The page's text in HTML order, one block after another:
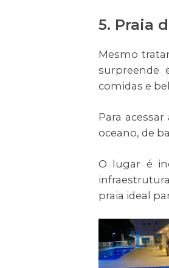
5. Praia
Mesmo
surpreende
comidas e
Para
oceano, de
O lugar é
praia ideal